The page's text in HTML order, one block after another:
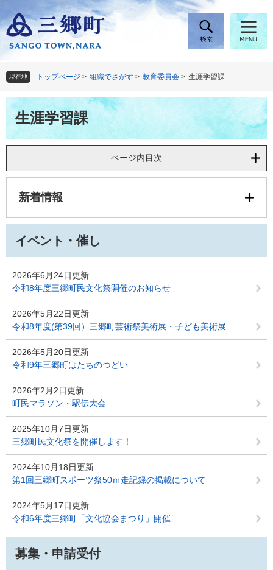
ー
ジ
頭
で
す
ニ
ュ
飛
ば
し
へ
現在地 トップページ > 組織でさがす > 教育委員会 > 生涯学習課
本
文生涯学習課
ページ内目次
新着情報
イベント・催し
2026年6月24日更新
令和8年度三郷町民文化祭開催のお知らせ
2026年5月22日更新
令和8年度(第39回）三郷町芸術祭美術展・子ども美術展
2026年5月20日更新
令和9年三郷町はたちのつどい
2026年2月2日更新
町民マラソン・駅伝大会
2025年10月7日更新
三郷町民文化祭を開催します！
2024年10月18日更新
第1回三郷町スポーツ祭50ｍ走記録の掲載について
2024年5月17日更新
令和6年度三郷町「文化協会まつり」開催
募集・申請受付